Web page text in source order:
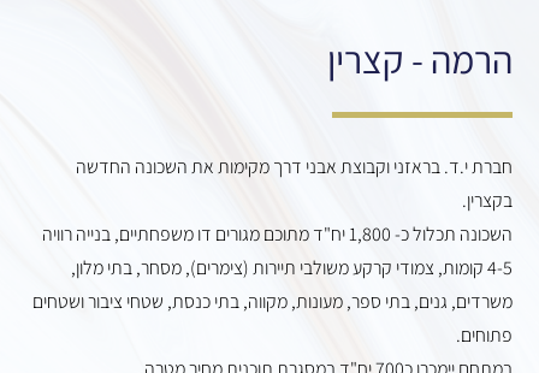
הרמה - קצרין
חברת י.ד. בראזני וקבוצת אבני דרך מקימות את השכונה החדשה
בקצרין.
השכונה תכלול כ- 1,800 יח"ד מתוכם מגורים דו משפחתיים, בנייה רוויה
4-5 קומות, צמודי קרקע משולבי תיירות (צימרים), מסחר, בתי מלון,
משרדים, גנים, בתי ספר, מעונות, מקווה, בתי כנסת, שטחי ציבור ושטחים
פתוחים.